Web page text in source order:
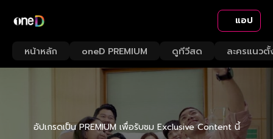
แอป
หน้าหลัก oneD PREMIUM ดูทีวีสด ละครแนวตั้
อัปเกรดเป็น PREMIUM เพื่อรับชม Exclusive Content นี้